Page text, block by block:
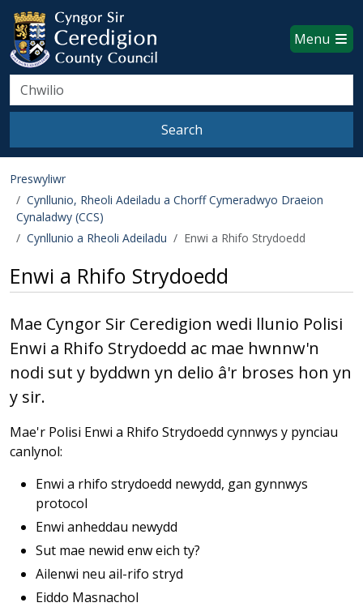
Skip to main content
Ceredigion County Council
Menu
Search
Search
Preswyliwr
Cynllunio, Rheoli Adeiladu a Chorff Cymeradwyo Draeion
Cynaladwy (CCS)
Cynllunio a Rheoli Adeiladu
Enwi a Rhifo Strydoedd
Enwi a Rhifo Strydoedd
Mae Cyngor Sir Ceredigion wedi llunio Polisi
Enwi a Rhifo Strydoedd ac mae hwnnw'n
nodi sut y byddwn yn delio â'r broses hon yn
y sir.
Mae'r Polisi Enwi a Rhifo Strydoedd cynnwys y pynciau
canlynol:
Enwi a rhifo strydoedd newydd, gan gynnwys
protocol
Enwi anheddau newydd
Sut mae newid enw eich ty?
Ailenwi neu ail-rifo stryd
Eiddo Masnachol